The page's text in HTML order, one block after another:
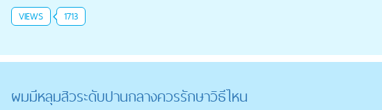
VIEWS 1713
ผมมีหลุมสิวระดับปานกลางควรรักษาวิธีไหน